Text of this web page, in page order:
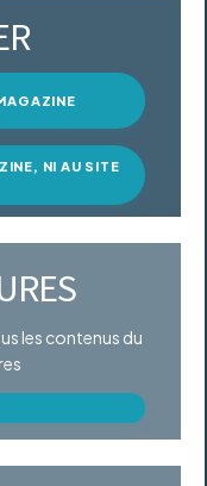
NI AU SITE
les contenus du